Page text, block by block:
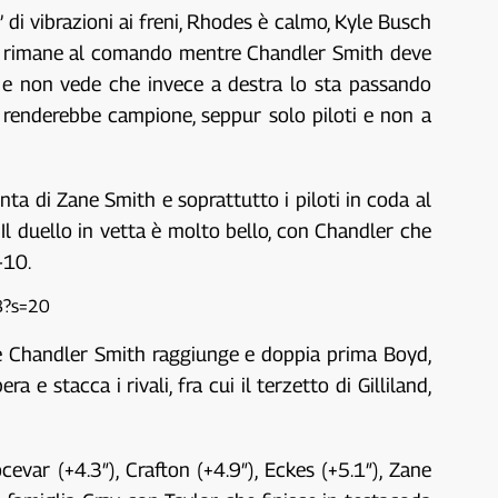
vibrazioni ai freni, Rhodes è calmo, Kyle Busch
al comando mentre Chandler Smith deve
non vede che invece a destra lo sta passando
campione, seppur solo piloti e non a
di Zane Smith e soprattutto i piloti in coda al
duello in vetta è molto bello, con Chandler che
10.
Smith raggiunge e doppia prima Boyd,
e stacca i rivali, fra cui il terzetto di Gilliland,
(+4.3″), Crafton (+4.9″), Eckes (+5.1″), Zane